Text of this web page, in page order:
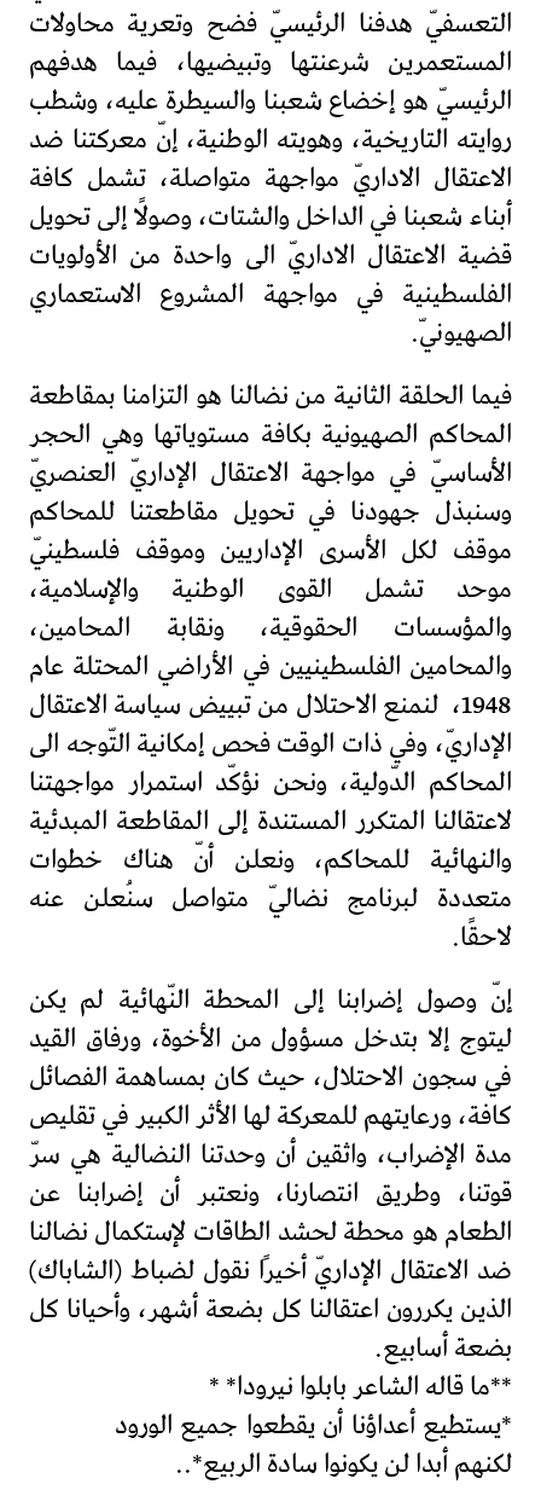
التعسفيّ هدفنا الرئيسيّ فضح وتعرية محاولات
المستعمرين شرعنتها وتبيضيها، فيما هدفهم
الرئيسيّ هو إخضاع شعبنا والسيطرة عليه، وشطب
روايته التاريخية، وهويته الوطنية، إنّ معركتنا ضد
الاعتقال الاداريّ مواجهة متواصلة، تشمل كافة
أبناء شعبنا في الداخل والشتات، وصولًا إلى تحويل
قضية الاعتقال الاداريّ الى واحدة من الأولويات
الفلسطينية في مواجهة المشروع الاستعماري
الصهيونيّ.
فيما الحلقة الثانية من نضالنا هو التزامنا بمقاطعة
المحاكم الصهيونية بكافة مستوياتها وهي الحجر
الأساسيّ في مواجهة الاعتقال الإداريّ العنصريّ
وسنبذل جهودنا في تحويل مقاطعتنا للمحاكم
موقف لكل الأسرى الإداريين وموقف فلسطينيّ
موحد تشمل القوى الوطنية والإسلامية،
والمؤسسات الحقوقية، ونقابة المحامين،
والمحامين الفلسطينيين في الأراضي المحتلة عام
1948، لنمنع الاحتلال من تبييض سياسة الاعتقال
الإداريّ، وفي ذات الوقت فحص إمكانية التّوجه الى
المحاكم الدّولية، ونحن نؤكّد استمرار مواجهتنا
لاعتقالنا المتكرر المستندة إلى المقاطعة المبدئية
والنهائية للمحاكم، ونعلن أنّ هناك خطوات
متعددة لبرنامج نضاليّ متواصل سنُعلن عنه
لاحقًا.
إنّ وصول إضرابنا إلى المحطة النّهائية لم يكن
ليتوج إلا بتدخل مسؤول من الأخوة، ورفاق القيد
في سجون الاحتلال، حيث كان بمساهمة الفصائل
كافة، ورعايتهم للمعركة لها الأثر الكبير في تقليص
مدة الإضراب، واثقين أن وحدتنا النضالية هي سرّ
قوتنا، وطريق انتصارنا، ونعتبر أن إضرابنا عن
الطعام هو محطة لحشد الطاقات لإستكمال نضالنا
ضد الاعتقال الإداريّ أخيرًا نقول لضباط (الشاباك)
الذين يكررون اعتقالنا كل بضعة أشهر، وأحيانا كل
بضعة أسابيع.
**ما قاله الشاعر بابلوا نيرودا* *
*يستطيع أعداؤنا أن يقطعوا جميع الورود
لكنهم أبدا لن يكونوا سادة الربيع*..